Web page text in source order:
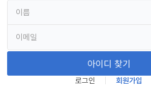
아이디 찾기
로그인 회원가입